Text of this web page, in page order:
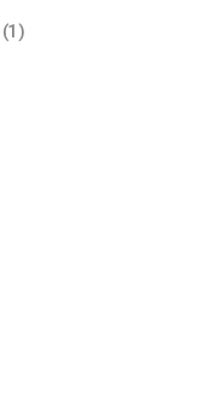
(1)